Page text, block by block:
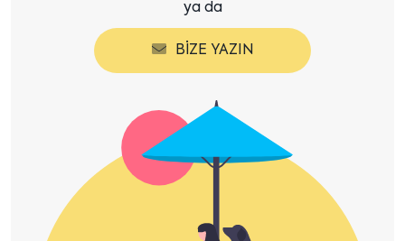
ya da
BIZE YAZIN